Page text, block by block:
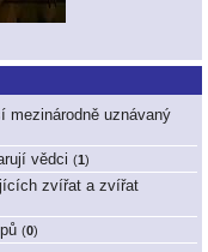
mezinárodně uznávaný
vědci (1 )
zvířat a zvířat
(0)